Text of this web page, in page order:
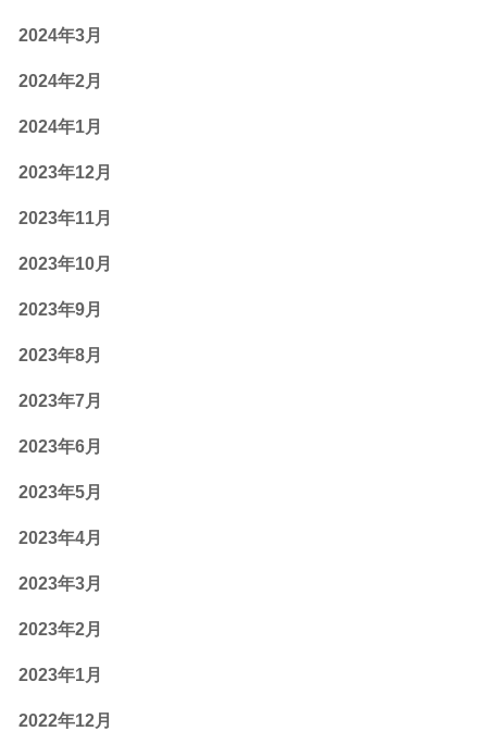
2024年3月
2024年2月
2024年1月
2023年12月
2023年11月
2023年10月
2023年9月
2023年8月
2023年7月
2023年6月
2023年5月
2023年4月
2023年3月
2023年2月
2023年1月
2022年12月